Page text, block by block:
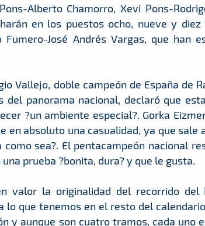
Alberto Chamorro, Xevi Pons-
en los puestos ocho, nueve y diez
José Andrés Vargas, que han
Vallejo, doble campeón de España de
panorama nacional, declaró que
?un ambiente especial?. Gorka
en absoluto una casualidad, ya que sale
sea?. El pentacampeón nacional
prueba ?bonita, dura? y que le gusta.
valor la originalidad del recorrido del
que tenemos en el resto del calendario
y aunque son cuatro tramos, cada uno